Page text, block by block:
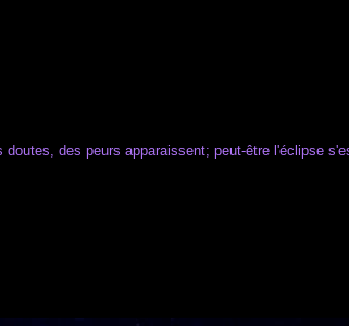
des peurs apparaissent; peut-être l'éclipse